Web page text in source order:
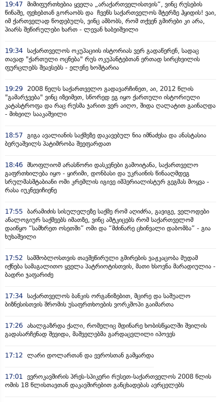
19:47 მიმიფურთხებია ყველა „არაქართველისთვის“, ვინც რუსების
წინაშე, ფეხებთან გორაობს და ჩვენს საქართველოს მტერზე ჰყიდის! ვაი,
იმ ქართველად წოდებულს, ვინც ამბობს, რომ თქვენ გმირები კი არა,
პიარს შეწირულები ხართ - ლევან ხაბეიშვილი
19:34 საქართველოს ოკუპაციის ისტორიას ვერ გადაწერენ, სადაც
თავად "ქართული ოცნება" რუს ოკუპანტებთან ერთად სირცხვილის
ფურცლებს შეავსებს - ელენე ხოშტარია
19:29
2008 წელს საქართველო გადავარჩინეთ, აი, 2012 წლის
"გამარჯვება" ვინც იზეიმეთ, სწორედ ეგ იყო ქართული ისტორიული
კატასტროფა და რაც რუსმა ჯარით ვერ აიღო, შიდა ღალატით გაინაღდა
- მიხეილ სააკაშვილი
18:57 გიგა ავალიანის საქმეზე დაკავებულ ნია იმნაძესა და ანასტასია
ბერუაშვილს პატიმრობა შეეფარდათ
18:46 მსოფლიომ არასწორი დასკვნები გამოიტანა, საქართველო
გაფრთხილება იყო - ყირიმი, დონბასი და უკრაინის წინააღმდეგ
სრულმასშტაბიანი ომი კრემლის იგივე იმპერიალისტურ გეგმას მოყვა -
რასა იუკნევიჩიენე
17:55 ბარამიძის სისულელეზე საქმე რომ აღიძრა, გავიგე, ველოდები
ანალოგიურ საქმეებს იმათზე, ვინც ამტკიცებს რომ საქართველომ
დაიწყო “სამხრეთ ოსეთში” ომი და “მძინარე ცხინვალი დაბომბა” - გია
ხუხაშვილი
17:52 სამშობლოსთვის თავშეწირული გმირების ვაჟკაცობა მუდამ
იქნება სამაგალითო ყველა პატრიოტისთვის, მათი ხსოვნა მარადიულია -
ბადრი ჯაფარიძე
17:34 საქართველოს ბანკის ორგანიზებით, მცირე და საშუალო
ბიზნესისთვის შრომის უსაფრთხოების ვორკშოპი გაიმართა
17:26 ახალგაზრდა ქალი, რომელიც მდინარე ხობისწყალში შვილის
გადასარჩენად შევიდა, მაშველებმა გარდაცვლილი იპოვეს
17:12 ლარი დოლართან და ევროსთან გამყარდა
17:01 ევროკავშირის პრეს-სპიკერი რუსეთ-საქართველოს 2008 წლის
ომის 18 წლისთავთან დაკავშირებით განცხადებას ავრცელებს